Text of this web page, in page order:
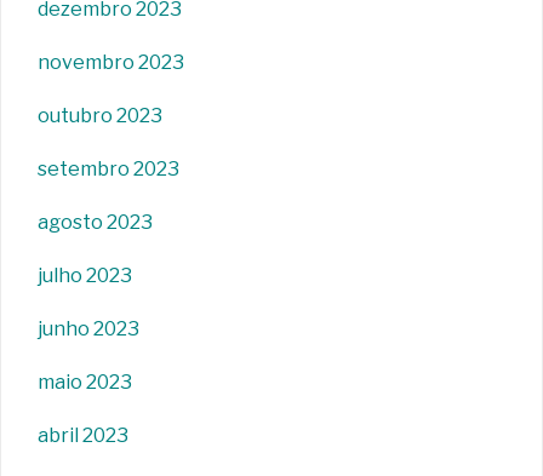
dezembro 2023
novembro 2023
outubro 2023
setembro 2023
agosto 2023
julho 2023
junho 2023
maio 2023
abril 2023